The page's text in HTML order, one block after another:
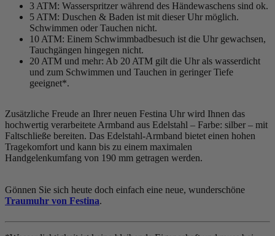
3 ATM: Wasserspritzer während des Händewaschens sind ok.
5 ATM: Duschen & Baden ist mit dieser Uhr möglich.
Schwimmen oder Tauchen nicht.
10 ATM: Einem Schwimmbadbesuch ist die Uhr gewachsen,
Tauchgängen hingegen nicht.
20 ATM und mehr: Ab 20 ATM gilt die Uhr als wasserdicht
und zum Schwimmen und Tauchen in geringer Tiefe
geeignet*.
Zusätzliche Freude an Ihrer neuen Festina Uhr wird Ihnen das
hochwertig verarbeitete Armband aus Edelstahl – Farbe: silber – mit
Faltschließe bereiten. Das Edelstahl-Armband bietet einen hohen
Tragekomfort und kann bis zu einem maximalen
Handgelenkumfang von 190 mm getragen werden.
Gönnen Sie sich heute doch einfach eine neue, wunderschöne
Traumuhr von Festina.